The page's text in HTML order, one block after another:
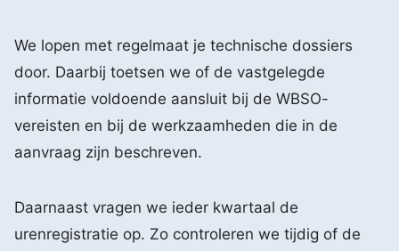
We lopen met regelmaat je technische dossiers
door. Daarbij toetsen we of de vastgelegde
informatie voldoende aansluit bij de WBSO-
vereisten en bij de werkzaamheden die in de
aanvraag zijn beschreven.
Daarnaast vragen we ieder kwartaal de
urenregistratie op. Zo controleren we tijdig of de